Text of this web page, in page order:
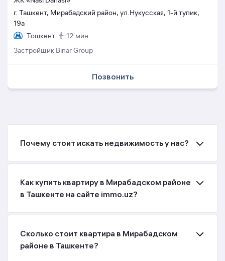
г. Ташкент, Мирабадский район, ул.Нукусская, 1-й тупик,
19а
Тошкент
12 мин.
Застройщик Binar Group
Позвонить
Почему стоит искать недвижимость у нас?
Как купить квартиру в Мирабадском районе
в Ташкенте на сайте immo.uz?
Сколько стоит квартира в Мирабадском
районе в Ташкенте?